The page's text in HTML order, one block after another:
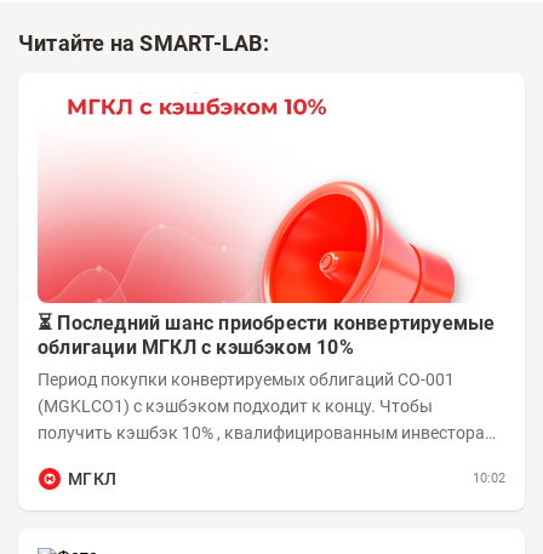
Читайте на SMART-LAB:
⏳ Последний шанс приобрести конвертируемые
облигации МГКЛ с кэшбэком 10%
Период покупки конвертируемых облигаций СО-001
(MGKLCO1) с кэшбэком подходит к концу. Чтобы
получить кэшбэк 10% , квалифицированным инвесторам
МГКЛ
10:02